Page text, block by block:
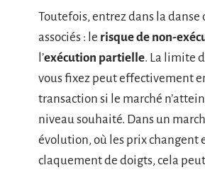
Toutefois, entrez dans la danse
associés : le risque de non-
l’exécution partielle. La limite
vous fixez peut effectivement
transaction si le marché
niveau souhaité. Dans un
évolution, où les prix changent
claquement de doigts, cela